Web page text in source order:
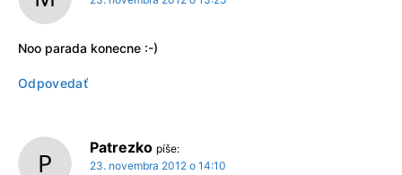
Noo parada konecne :-)
Odpovedať
Patrezko píše:
23. novembra 2012 o 14:10